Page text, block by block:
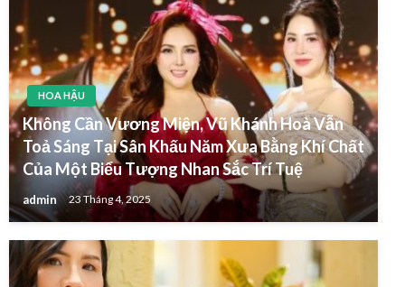
HOA HẬU
Không Cần Vương Miện, Vũ Khánh Hoà Vẫn
Toả Sáng Tại Sân Khấu Năm Xưa Bằng Khí Chất
Của Một Biểu Tượng Nhan Sắc Trí Tuệ
admin 23 Tháng 4, 2025